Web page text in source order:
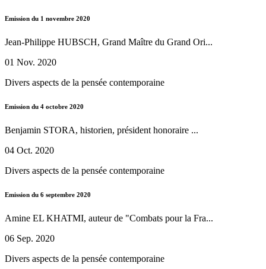
Emission du 1 novembre 2020
Jean-Philippe HUBSCH, Grand Maître du Grand Ori...
01 Nov. 2020
Divers aspects de la pensée contemporaine
Emission du 4 octobre 2020
Benjamin STORA, historien, président honoraire ...
04 Oct. 2020
Divers aspects de la pensée contemporaine
Emission du 6 septembre 2020
Amine EL KHATMI, auteur de "Combats pour la Fra...
06 Sep. 2020
Divers aspects de la pensée contemporaine